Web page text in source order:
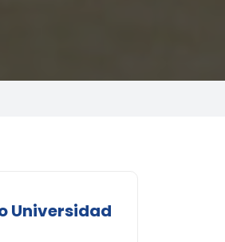
Universidad